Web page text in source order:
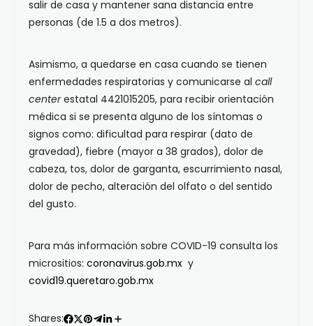
salir de casa y mantener sana distancia entre
personas (de 1.5 a dos metros).
Asimismo, a quedarse en casa cuando se tienen
enfermedades respiratorias y comunicarse al call
centerestatal 4421015205, para recibir orientación
médica si se presenta alguno de los síntomas o
signos como: dificultad para respirar (dato de
gravedad), fiebre (mayor a 38 grados), dolor de
cabeza, tos, dolor de garganta, escurrimiento nasal,
dolor de pecho, alteración del olfato o del sentido
del gusto.
Para más información sobre COVID-19 consulta los
micrositios: coronavirus.gob.mx y
covid19.queretaro.gob.mx
Shares: